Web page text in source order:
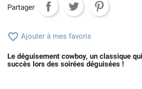
Partager
 Ajouter à mes favoris
Le déguisement cowboy, un classique
succès lors des soirées déguisées !